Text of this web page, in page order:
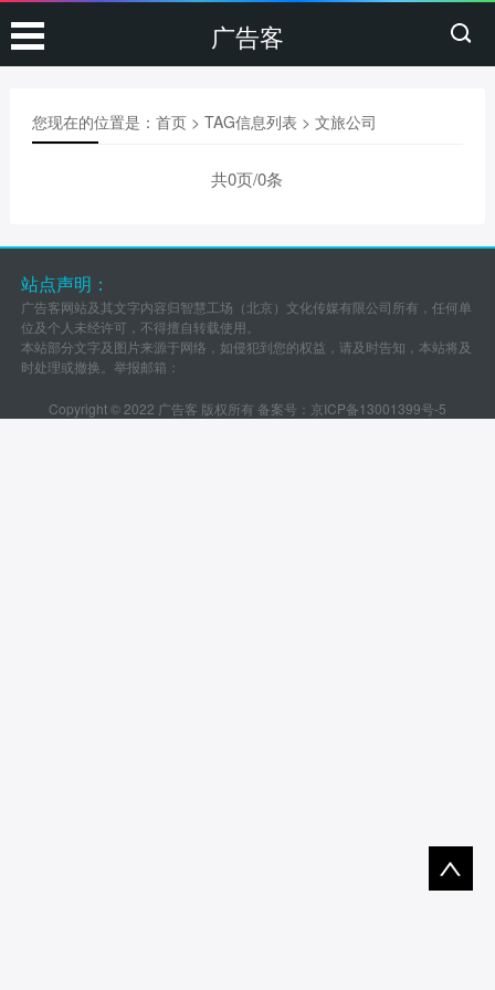
广告客
您现在的位置是： 首页> TAG信息列表 > 文旅公司
共0页/0条
站点声明：
广告客网站及其文字内容归智慧工场（北京）文化传媒有限公司所有，任何单
位及个人未经许可，不得擅自转载使用。
本站部分文字及图片来源于网络，如侵犯到您的权益，请及时告知，本站将及
时处理或撤换。举报邮箱：
Copyright © 2022 广告客 版权所有 备案号： 京ICP备13001399号-5